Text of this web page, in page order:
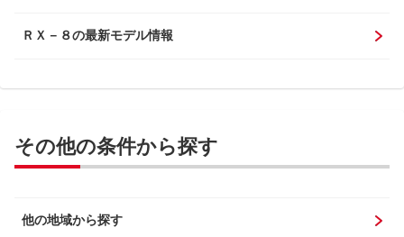
ＲＸ－８の最新モデル情報
その他の条件から探す
他の地域から探す